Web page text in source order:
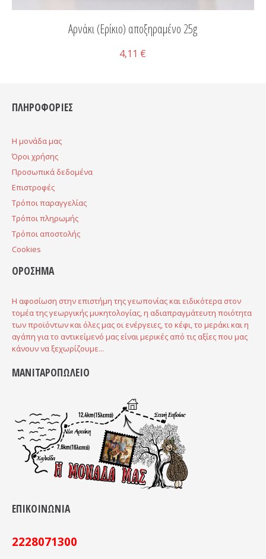
Αρνάκι (Ερίκιο) αποξηραμένο 25g
4,11 €
ΠΛΗΡΟΦΟΡΙΕΣ
H μονάδα μας
Όροι χρήσης
Προσωπικά δεδομένα
Επιστροφές
Τρόποι παραγγελίας
Τρόποι πληρωμής
Τρόποι αποστολής
Cookies
ΟΡΟΣΗΜΑ
Η αφοσίωση στην επιστήμη της γεωπονίας και ειδικότερα στον
τομέα της γεωργικής μυκητολογίας, η αδιαπραγμάτευτη ποιότητα
των προϊόντων και όλες μας οι ενέργειες, το κέφι, το μεράκι και η
αγάπη για το αντικείμενό μας είναι μερικές από τις αξίες που μας
κάνουν να ξεχωρίζουμε...
ΜΑΝΙΤΑΡΟΠΩΛΕΙΟ
ΕΠΙΚΟΙΝΩΝΙΑ
2228071300